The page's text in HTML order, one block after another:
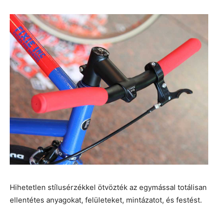
Hihetetlen stílusérzékkel ötvözték az egymással totálisan
ellentétes anyagokat, felületeket, mintázatot, és festést.